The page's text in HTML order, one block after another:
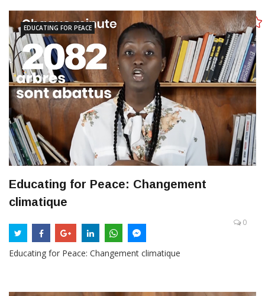
EDUCATING FOR PEACE
Educating for Peace: Changement
climatique
0
Educating for Peace: Changement climatique